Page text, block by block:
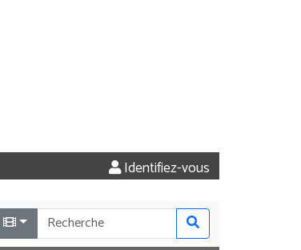
Identifiez-vous